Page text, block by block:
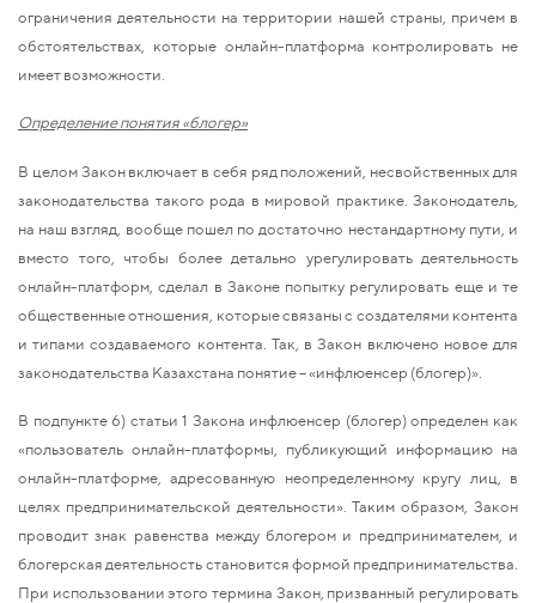
ограничения деятельности на территории нашей страны, причем в
обстоятельствах, которые онлайн-платформа контролировать не
имеет возможности.
Определение понятия «блогер»
В целом Закон включает в себя ряд положений, несвойственных для
законодательства такого рода в мировой практике. Законодатель,
на наш взгляд, вообще пошел по достаточно нестандартному пути, и
вместо того, чтобы более детально урегулировать деятельность
онлайн-платформ, сделал в Законе попытку регулировать еще и те
общественные отношения, которые связаны с создателями контента
и типами создаваемого контента. Так, в Закон включено новое для
законодательства Казахстана понятие – «инфлюенсер (блогер)».
В подпункте 6) статьи 1 Закона инфлюенсер (блогер) определен как
«пользователь онлайн-платформы, публикующий информацию на
онлайн-платформе, адресованную неопределенному кругу лиц, в
целях предпринимательской деятельности». Таким образом, Закон
проводит знак равенства между блогером и предпринимателем, и
блогерская деятельность становится формой предпринимательства.
При использовании этого термина Закон, призванный регулировать